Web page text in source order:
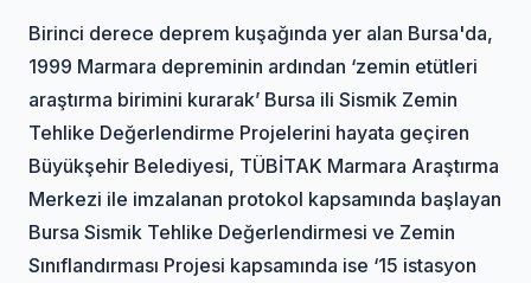
Birinci derece deprem kuşağında yer alan Bursa'da,
1999 Marmara depreminin ardından ‘zemin etütleri
araştırma birimini kurarak’ Bursa ili Sismik Zemin
Tehlike Değerlendirme Projelerini hayata geçiren
Büyükşehir Belediyesi, TÜBİTAK Marmara Araştırma
Merkezi ile imzalanan protokol kapsamında başlayan
Bursa Sismik Tehlike Değerlendirmesi ve Zemin
Sınıflandırması Projesi kapsamında ise ‘15 istasyon